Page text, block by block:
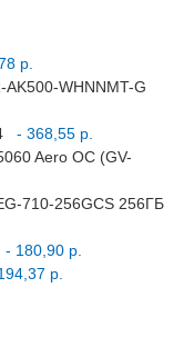
р.
WHNNMT-G
- 368,55 р.
Aero OC (GV-
710-256GCS 256ГБ
- 180,90 р.
р.